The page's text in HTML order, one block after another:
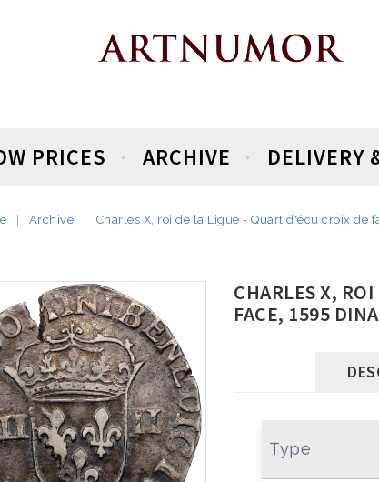
PRICES ARCHIVE DELIVERY
Archive Charles X, roi de la Ligue - Quart d'écu croix de
CHARLES X,
FACE, 1595
Type